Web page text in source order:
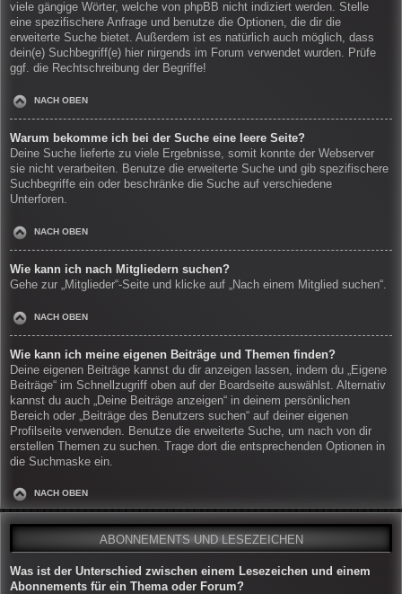
viele gängige Wörter, welche von phpBB nicht indiziert werden. Stelle
eine spezifischere Anfrage und benutze die Optionen, die dir die
erweiterte Suche bietet. Außerdem ist es natürlich auch möglich, dass
dein(e) Suchbegriff(e) hier nirgends im Forum verwendet wurden. Prüfe
ggf. die Rechtschreibung der Begriffe!
NACH OBEN
Warum bekomme ich bei der Suche eine leere Seite?
Deine Suche lieferte zu viele Ergebnisse, somit konnte der Webserver
sie nicht verarbeiten. Benutze die erweiterte Suche und gib spezifischere
Suchbegriffe ein oder beschränke die Suche auf verschiedene
Unterforen.
NACH OBEN
Wie kann ich nach Mitgliedern suchen?
Gehe zur „Mitglieder“-Seite und klicke auf „Nach einem Mitglied suchen“.
NACH OBEN
Wie kann ich meine eigenen Beiträge und Themen finden?
Deine eigenen Beiträge kannst du dir anzeigen lassen, indem du „Eigene
Beiträge“ im Schnellzugriff oben auf der Boardseite auswählst. Alternativ
kannst du auch „Deine Beiträge anzeigen“ in deinem persönlichen
Bereich oder „Beiträge des Benutzers suchen“ auf deiner eigenen
Profilseite verwenden. Benutze die erweiterte Suche, um nach von dir
erstellen Themen zu suchen. Trage dort die entsprechenden Optionen in
die Suchmaske ein.
NACH OBEN
ABONNEMENTS UND LESEZEICHEN
Was ist der Unterschied zwischen einem Lesezeichen und einem
Abonnements für ein Thema oder Forum?